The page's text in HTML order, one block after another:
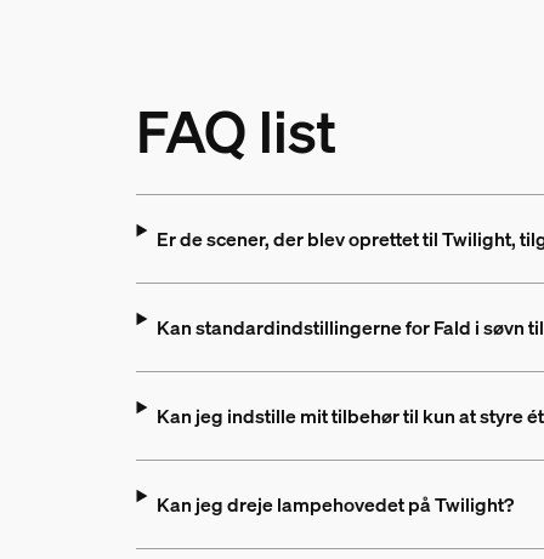
FAQ list
Er de scener, der blev oprettet til Twilight,
Kan standardindstillingerne for Fald i søvn
Kan jeg indstille mit tilbehør til kun at styre
Kan jeg dreje lampehovedet på Twilight?